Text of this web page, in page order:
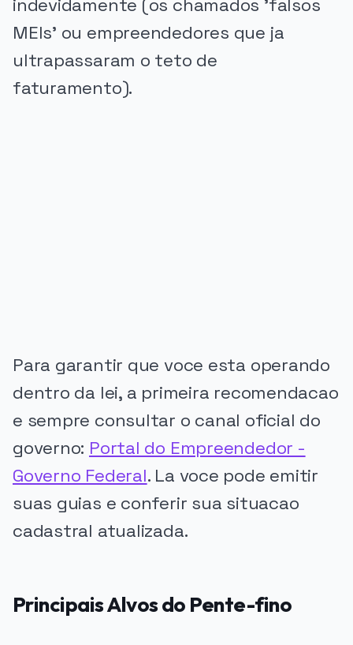
indevidamente (os chamados 'falsos
MEIs' ou empreendedores que ja
ultrapassaram o teto de
faturamento).
Para garantir que voce esta operando
dentro da lei, a primeira recomendacao
e sempre consultar o canal oficial do
governo: Portal do Empreendedor -
Governo Federal. La voce pode emitir
suas guias e conferir sua situacao
cadastral atualizada.
Principais Alvos do Pente-fino